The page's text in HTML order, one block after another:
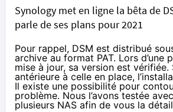
Synology met en ligne la bêta de
parle de ses plans pour 2021
Pour rappel, DSM est distribué
archive au format PAT. Lors d’une
mise à jour, sa version est vérifiée.
antérieure à celle en place,
Il existe une possibilité pour
problème. Nous l’avons testée
plusieurs NAS afin de vous la